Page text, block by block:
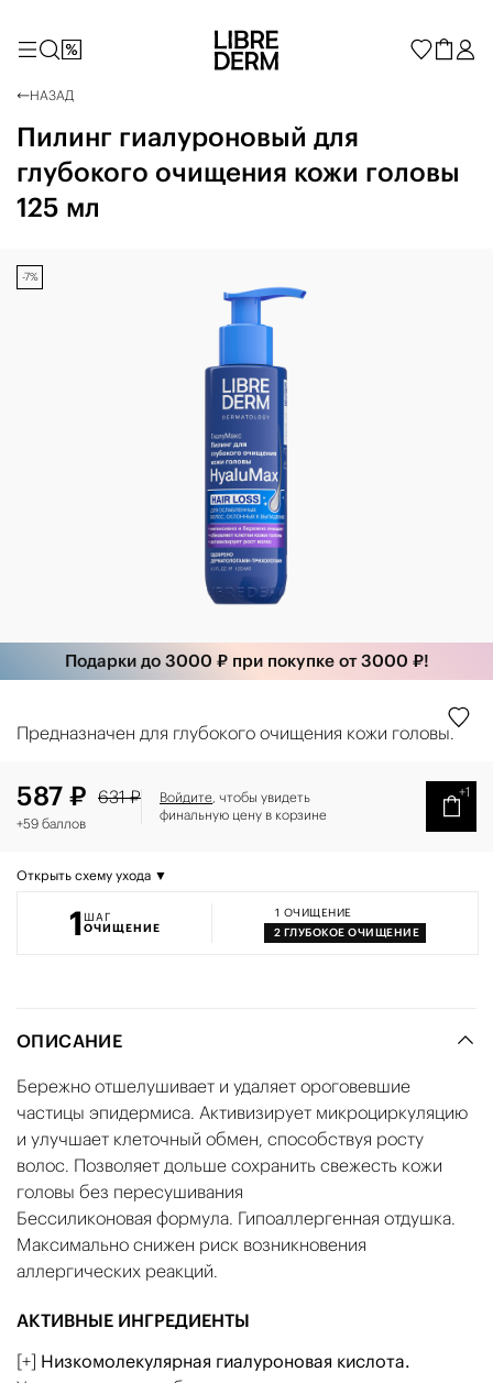
НАЗАД
Пилинг гиалуроновый для
глубокого очищения кожи головы
125 мл
-7%
Подарки до 3000 ₽ при покупке от 3000 ₽!
Предназначен для глубокого очищения кожи головы.
+59 баллов
587 ₽ 631 ₽ Войдите, чтобы увидеть
финальную цену в корзине
+1
Открыть схему ухода ▼
1 ШАГ
ОЧИЩЕНИЕ
1 ОЧИЩЕНИЕ
2 ГЛУБОКОЕ ОЧИЩЕНИЕ
ОПИСАНИЕ
Бережно отшелушивает и удаляет ороговевшие
частицы эпидермиса. Активизирует микроциркуляцию
и улучшает клеточный обмен, способствуя росту
волос. Позволяет дольше сохранить свежесть кожи
головы без пересушивания
Бессиликоновая формула. Гипоаллергенная отдушка.
Максимально снижен риск возникновения
аллергических реакций.
АКТИВНЫЕ ИНГРЕДИЕНТЫ
[+] Низкомолекулярная гиалуроновая кислота.